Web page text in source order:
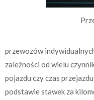
przewozów
zależności od wielu
pojazdu czy czas
podstawie stawek za